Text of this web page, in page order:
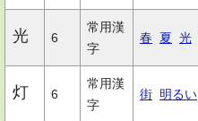
光 6
常用漢
字
春 夏 光
灯 6
常用漢
字
街 明るい